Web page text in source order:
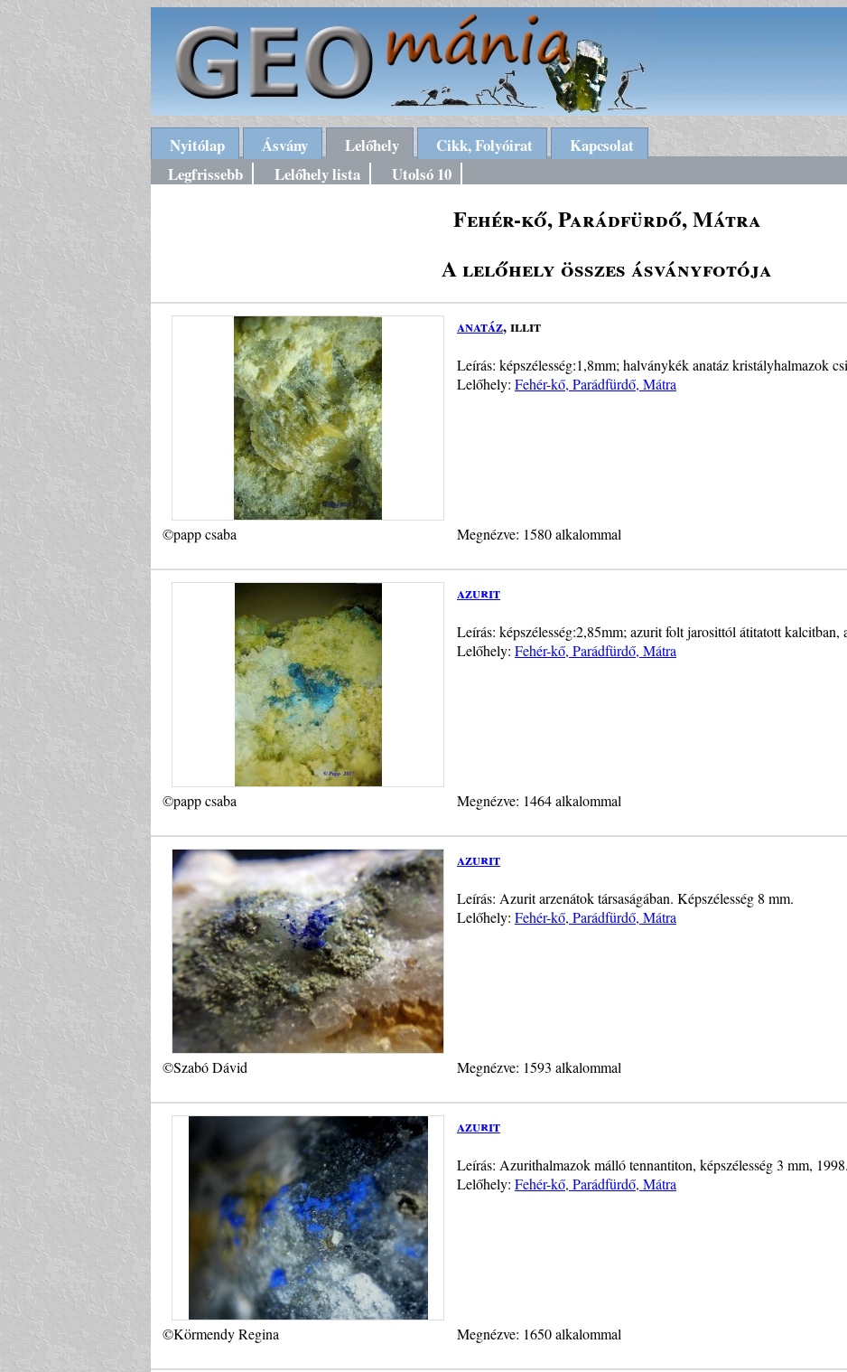
Nyitólap Ásvány Lelőhely Cikk, Folyóirat
Kapcsolat
Legfrissebb
Lelőhely lista Utolsó 10
Fehér-kő, Parádfürdő, Mátra
A lelőhely összes ásványfotója
anatáz, illit
Leírás: képszélesség:1,8mm; halványkék anatáz kristályhalmazok
Lelőhely: Fehér-kő, Parádfürdő, Mátra
©papp csaba Megnézve: 1580 alkalommal
azurit
Leírás: képszélesség:2,85mm; azurit folt jarosittól átitatott kalcitban,
Lelőhely: Fehér-kő, Parádfürdő, Mátra
©papp csaba Megnézve: 1464 alkalommal
azurit
Leírás: Azurit arzenátok társaságában. Képszélesség 8 mm.
Lelőhely: Fehér-kő, Parádfürdő, Mátra
©Szabó Dávid Megnézve: 1593 alkalommal
azurit
Leírás: Azurithalmazok málló tennantiton, képszélesség 3 mm,
Lelőhely: Fehér-kő, Parádfürdő, Mátra
©Körmendy Regina Megnézve: 1650 alkalommal